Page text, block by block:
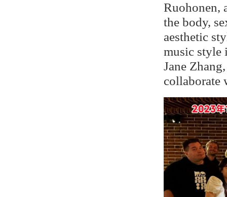
Ruohonen,
the body,
aesthetic
music style
Jane
collaborate